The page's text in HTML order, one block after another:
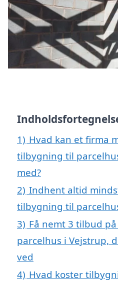
1) Hvad kan et firma
tilbygning til
med?
2) Indhent altid
tilbygning til
3) Få nemt 3 tilbud
parcelhus i Vejstrup,
ved
4) Hvad koster